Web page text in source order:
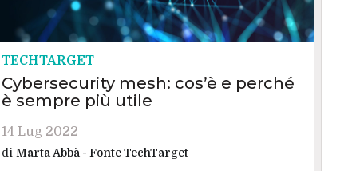
TECHTARGET
Cybersecurity mesh: cos’è e perché
è sempre più utile
14 Lug 2022
di Marta Abbà - Fonte TechTarget